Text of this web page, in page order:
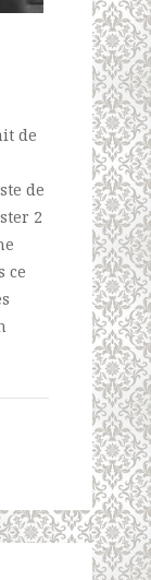
de
de
2
ce